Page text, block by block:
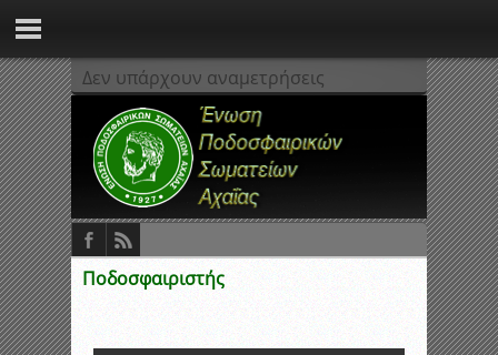
Δεν υπάρχουν αναμετρήσεις
Ποδοσφαιριστής